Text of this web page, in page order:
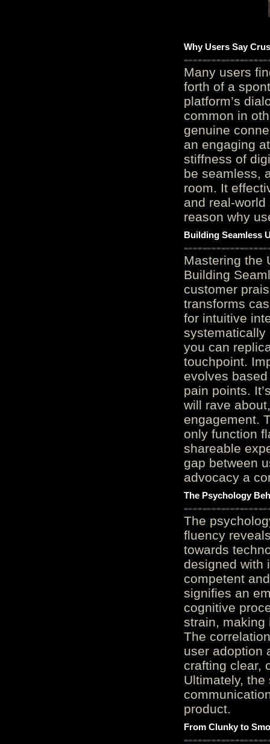
Why Users Say
Many users
forth of a
platform’s
common in
genuine
an engaging
stiffness of
be seamless,
room. It
and real-
reason why
Building Seamless
Mastering the
Building
customer
transforms
for intuitive
systematically
you can
touchpoint.
evolves
pain points.
will rave
engagement.
only function
shareable
gap between
advocacy a
The Psychology
The
fluency
towards
designed with
competent
signifies an
cognitive
strain, making
The
user adoption
crafting clear,
Ultimately,
product.
From Clunky to